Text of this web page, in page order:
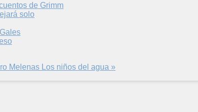
de Grimm
solo
Melenas Los niños del agua »